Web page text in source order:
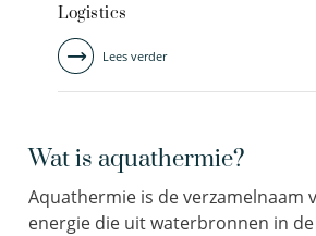
Logistics
Lees verder
Wat is aquathermie?
Aquathermie is de verzamelnaam
energie die uit waterbronnen in